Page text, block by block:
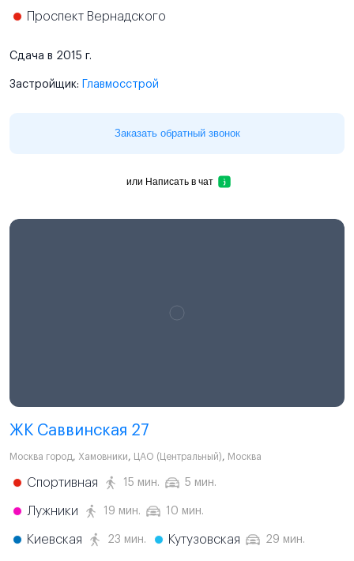
Проспект Вернадского
Сдача в 2015 г.
Застройщик: Главмосстрой
Заказать обратный звонок
или Написать в чат
ЖК Саввинская 27
Москва город, Хамовники, ЦАО (Центральный), Москва
Спортивная 15 мин. 5 мин.
Лужники 19 мин. 10 мин.
Киевская 23 мин. Кутузовская 29 мин.